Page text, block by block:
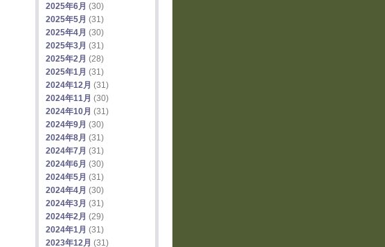
2025年6月 (30)
2025年5月 (31)
2025年4月 (30)
2025年3月 (31)
2025年2月 (28)
2025年1月 (31)
2024年12月 (31)
2024年11月 (30)
2024年10月 (31)
2024年9月 (30)
2024年8月 (31)
2024年7月 (31)
2024年6月 (30)
2024年5月 (31)
2024年4月 (30)
2024年3月 (31)
2024年2月 (29)
2024年1月 (31)
2023年12月 (31)